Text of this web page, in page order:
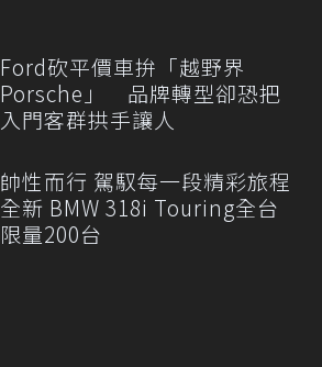
Ford砍平價車拚「越野界
Porsche」 品牌轉型卻恐把
入門客群拱手讓人
帥性而行 駕馭每一段精彩旅程
全新 BMW 318i Touring全台
限量200台